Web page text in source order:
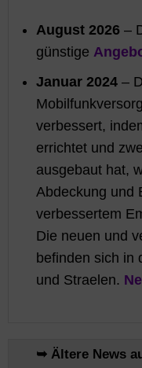
August 2026 –
günstige
Januar 2024 –
verbessert,
errichtet und
ausgebaut hat,
Abdeckung und
verbessertem
Die neuen und
befinden sich in
und Straelen.
➥ Ältere News